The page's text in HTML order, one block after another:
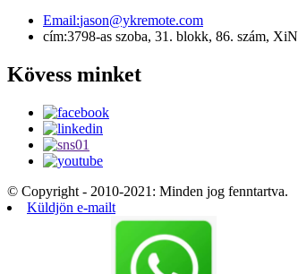
Email:jason@ykremote.com
cím:3798-as szoba, 31. blokk, 86. szám,
Kövess minket
© Copyright - 2010-2021: Minden jog fenntartva.
Küldjön e-mailt